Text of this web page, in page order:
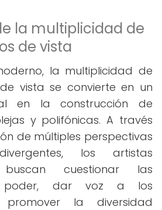
la multiplicidad de
de vista
la multiplicidad de
vista se convierte en un
en la construcción de
y polifónicas. A través
de múltiples perspectivas
los artistas
buscan cuestionar las
poder, dar voz a los
la diversidad